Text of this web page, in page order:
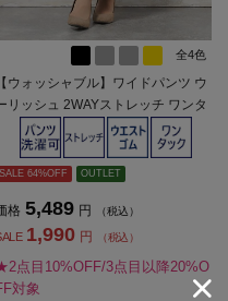
全4色
【ウォッシャブル】ワイドパンツ ウ
リッシュ 2WAYストレッチ ワンタ
ック 無地 秋冬【レディース】
SALE 64%OFF OUTLET
格 5,489 円 （税込）
1,990 円 （税込）
点目10%OFF/3点目以降20%O
対象